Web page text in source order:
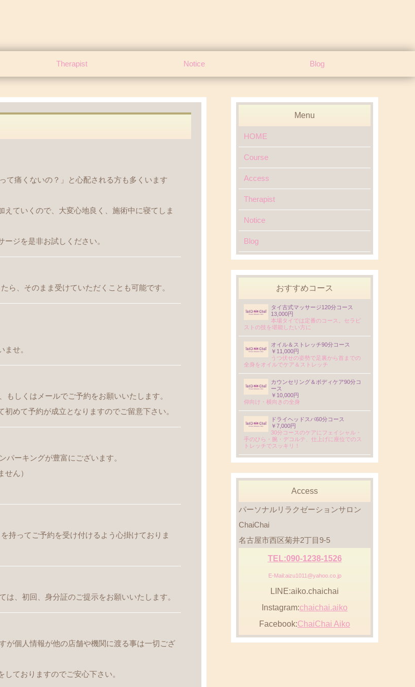
Therapist Notice Blog
て痛くないの？」と心配される方も多くいます
ていくので、大変心地良く、施術中に寝てしま
ジを是非お試しください。
ら、そのまま受けていただくことも可能です。
せ。
しくはメールでご予約をお願いいたします。
めて予約が成立となりますのでご留意下さい。
ーキングが豊富にございます。
ん）
持ってご予約を受け付けるよう心掛けておりま
、初回、身分証のご提示をお願いいたします。
が個人情報が他の店舗や機関に渡る事は一切ござ
ておりますのでご安心下さい。
Menu
HOME
Course
Access
Therapist
Notice
Blog
おすすめコース
タイ古式マッサージ120分コース
13,000円
本場タイでは定番のコース。セラピ
ストの技を堪能したい方に
オイル＆ストレッチ90分コース
￥11,000円
うつ伏せの姿勢で足裏から首までの
全身をオイルでケア＆ストレッチ
カウンセリング＆ボディケア90分コ
ース
￥10,000円
仰向け・横向きの全身
ドライヘッドスパ60分コース
￥7,000円
30分コースのケアにフェイシャル・
手のひら・腕・デコルテ、仕上げに座位でのス
トレッチでスッキリ！
Access
パーソナルリラクゼーションサロン
ChaiChai
名古屋市西区菊井2丁目9-5
TEL:090-1238-1526
E-Mail:aizu1011@yahoo.co.jp
LINE:aiko.chaichai
Instagram:chaichai.aiko
Facebook:ChaiChai Aiko